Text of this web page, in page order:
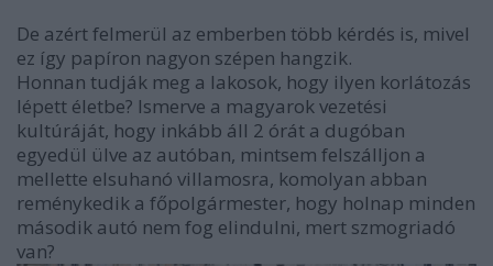
De azért felmerül az emberben több kérdés is, mivel
ez így papíron nagyon szépen hangzik.
Honnan tudják meg a lakosok, hogy ilyen korlátozás
lépett életbe? Ismerve a magyarok vezetési
kultúráját, hogy inkább áll 2 órát a dugóban
egyedül ülve az autóban, mintsem felszálljon a
mellette elsuhanó villamosra, komolyan abban
reménykedik a főpolgármester, hogy holnap minden
második autó nem fog elindulni, mert szmogriadó
van?